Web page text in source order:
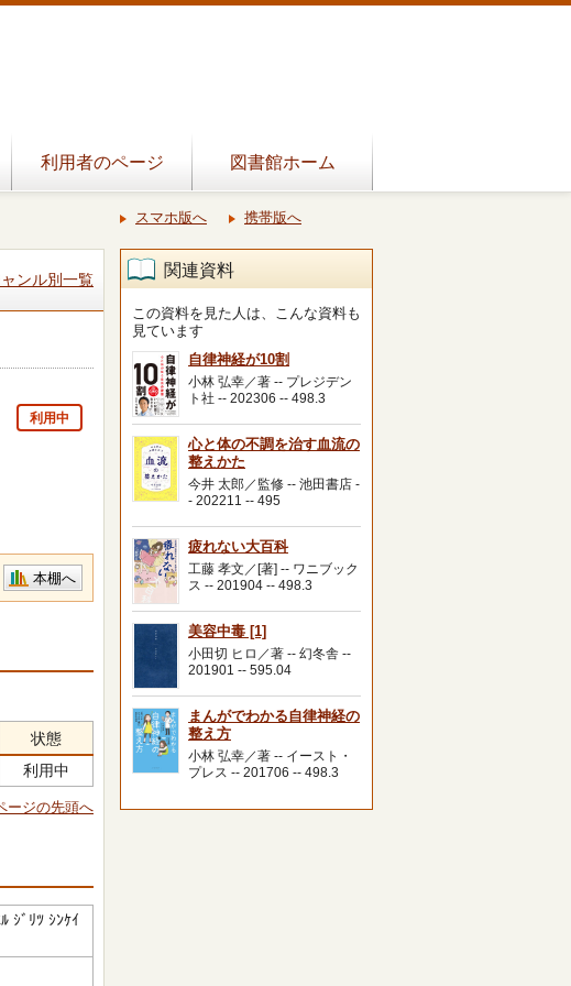
利用者のページ 図書館ホーム
スマホ版へ 携帯版へ
ンル別一覧
利用中
本棚へ
状態
利用中
ージの先頭へ
ｼﾞﾘﾂ ｼﾝｹｲ
関連資料
この資料を見た人は、こんな資料も
見ています
自律神経が10割
小林 弘幸／著 -- プレジデン
ト社 -- 202306 -- 498.3
心と体の不調を治す血流の
整えかた
今井 太郎／監修 -- 池田書店 -
- 202211 -- 495
疲れない大百科
工藤 孝文／[著] -- ワニブック
ス -- 201904 -- 498.3
美容中毒 [1]
小田切 ヒロ／著 -- 幻冬舎 --
201901 -- 595.04
まんがでわかる自律神経の
整え方
小林 弘幸／著 -- イースト・
プレス -- 201706 -- 498.3